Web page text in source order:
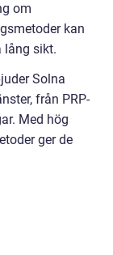
om
kan
lång sikt.
Solna
från PRP-
Med hög
ger de